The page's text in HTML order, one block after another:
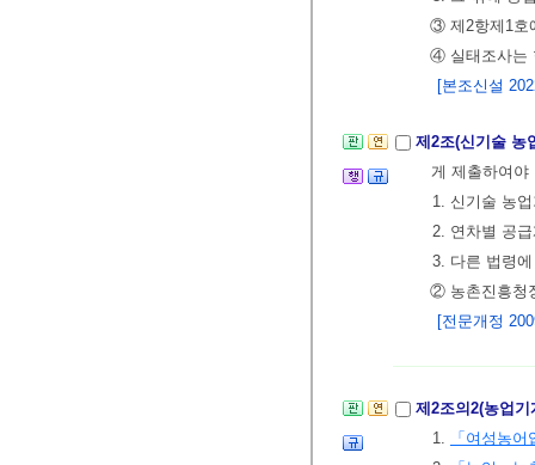
③ 제2항제1호
④ 실태조사는
[본조신설
제2조(신기술 농
게 제출하여
1. 신기술 농
2. 연차별 공
3. 다른 법령
② 농촌진흥청
[전문개정
제2조의2(농업
1.
「여성농